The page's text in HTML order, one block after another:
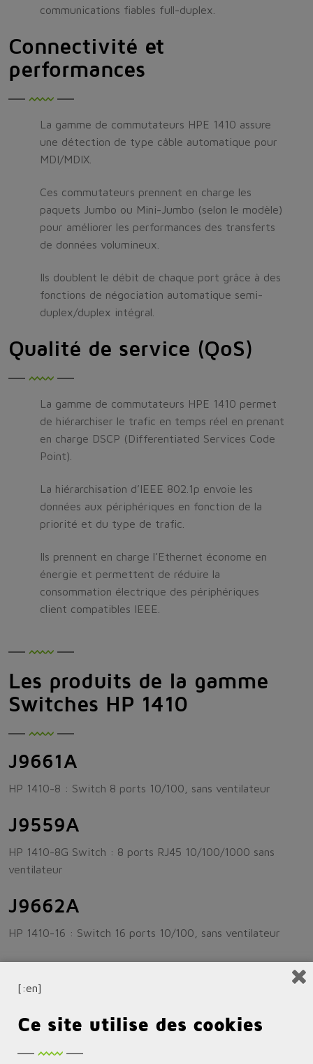
communications fiables full-duplex.
Connectivité et
performances
La gamme de commutateurs HPE 1410 assure
une détection de type câble automatique pour
MDI/MDIX.
Ces commutateurs prennent en charge les
paquets Jumbo ou Mini-Jumbo (selon le modèle)
pour améliorer les performances des transferts
de données volumineux.
Ils doublent le débit de chaque port grâce à des
fonctions de négociation automatique semi-
duplex/duplex intégral.
Qualité de service (QoS)
La gamme de commutateurs HPE 1410 permet
de hiérarchiser le trafic en temps réel en prenant
en charge DSCP (Differentiated Services Code
Point).
La hiérarchisation d’IEEE 802.1p envoie les
données aux périphériques en fonction de la
priorité et du type de trafic.
Ils prennent en charge l’Ethernet économe en
énergie et permettent de réduire la
consommation électrique des périphériques
client compatibles IEEE.
Les produits de la gamme
Switches HP 1410
J9661A
HP 1410-8 : Switch 8 ports 10/100, sans ventilateur
J9559A
HP 1410-8G Switch : 8 ports RJ45 10/100/1000 sans
ventilateur
J9662A
HP 1410-16 : Switch 16 ports 10/100, sans ventilateur
J9560A
HP 1410-16G : Switch 16 ports RJ45 10/100/1000
J9663A
HP 1410-24 : Switch 24 ports RJ45 10/100, IEEE 802.3x,
[:en]
Ce site utilise des cookies